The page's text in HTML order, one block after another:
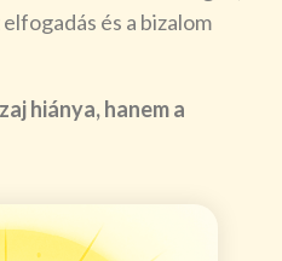
és a bizalom
hiánya, hanem a